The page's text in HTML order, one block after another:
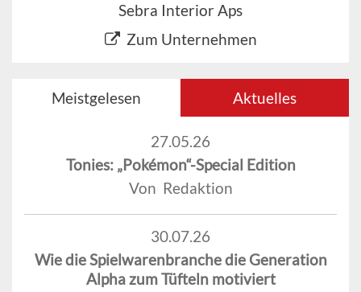
Sebra Interior Aps
Zum Unternehmen
Meistgelesen Aktuelles
27.05.26
Tonies: „Pokémon“-Special Edition
Von Redaktion
30.07.26
Wie die Spielwarenbranche die Generation
Alpha zum Tüfteln motiviert